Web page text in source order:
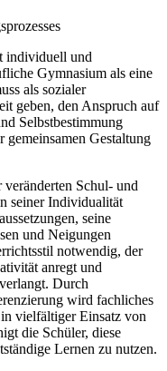
individuell und
Gymnasium als eine
als sozialer
geben, den Anspruch auf
Selbstbestimmung
Gestaltung
Schul- und
seiner Individualität
seine
und Neigungen
notwendig, der
anregt und
Durch
wird fachliches
vielfältiger Einsatz von
die Schüler, diese
Lernen zu nutzen.